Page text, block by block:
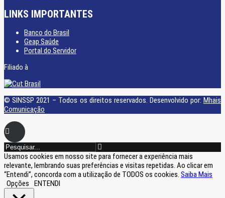
LINKS IMPORTANTES
Banco do Brasil
Geap Saúde
Portal do Servidor
Filiado à
© SINSSP 2021 – Todos os direitos reservados. Desenvolvido por: Mhais
Comunicação
Usamos cookies em nosso site para fornecer a experiência mais
relevante, lembrando suas preferências e visitas repetidas. Ao clicar em
“Entendi”, concorda com a utilização de TODOS os cookies. Saiba Mais
Opções
ENTENDI